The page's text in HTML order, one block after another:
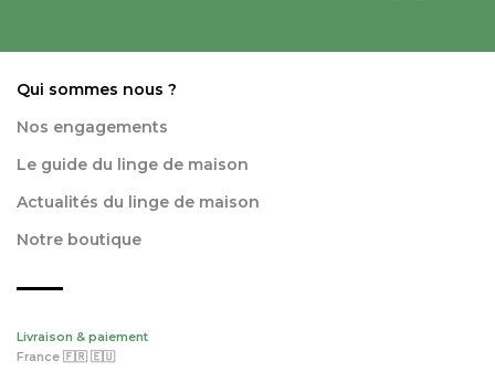
Qui sommes nous ?
Nos engagements
Le guide du linge de maison
Actualités du linge de maison
Notre boutique
Livraison & paiement
France 🇫🇷 🇪🇺